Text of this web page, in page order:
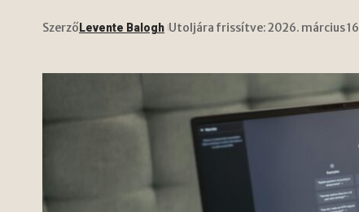
Szerző Levente Balogh Utoljára frissítve: 2026. március 16